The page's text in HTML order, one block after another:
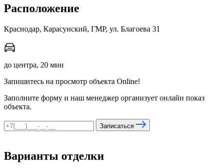
Расположение
Краснодар, Карасунский, ГМР, ул. Благоева 31
до центра, 20 мин
Запишитесь на просмотр объекта Online!
Заполните форму и наш менеджер организует онлайн показ
объекта.
Записаться
Варианты отделки